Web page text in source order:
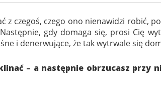
z czegoś, czego ono nienawidzi robić,
gdy domaga się, prosi Cię
i denerwujące, że tak wytrwale się
– a następnie obrzucasz przy